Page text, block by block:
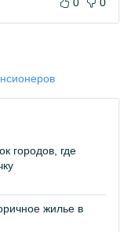
городов, где
жилье в